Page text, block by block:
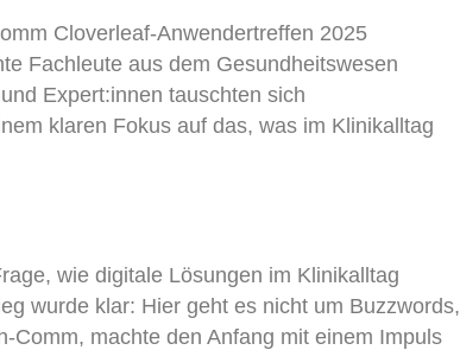
Cloverleaf-Anwendertreffen 2025
Fachleute aus dem Gesundheitswesen
Expert:innen tauschten sich
klaren Fokus auf das, was im Klinikalltag
wie digitale Lösungen im Klinikalltag
wurde klar: Hier geht es nicht um Buzzwords,
Comm, machte den Anfang mit einem Impuls